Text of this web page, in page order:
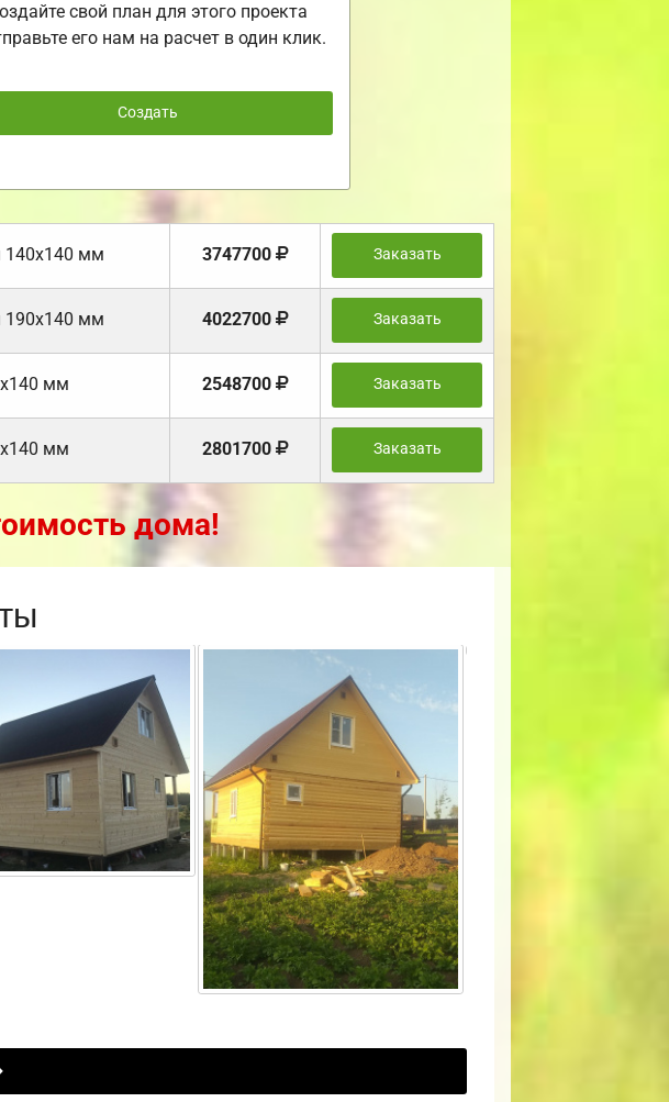
свой план для этого проекта
его нам на расчет в один клик.
Создать
мм 3747700 Заказать
мм 4022700 Заказать
мм 2548700 Заказать
мм 2801700 Заказать
дома!